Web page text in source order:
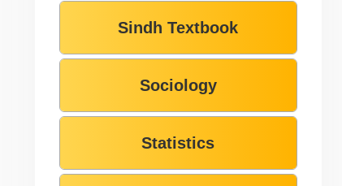
Sindh Textbook
Sociology
Statistics